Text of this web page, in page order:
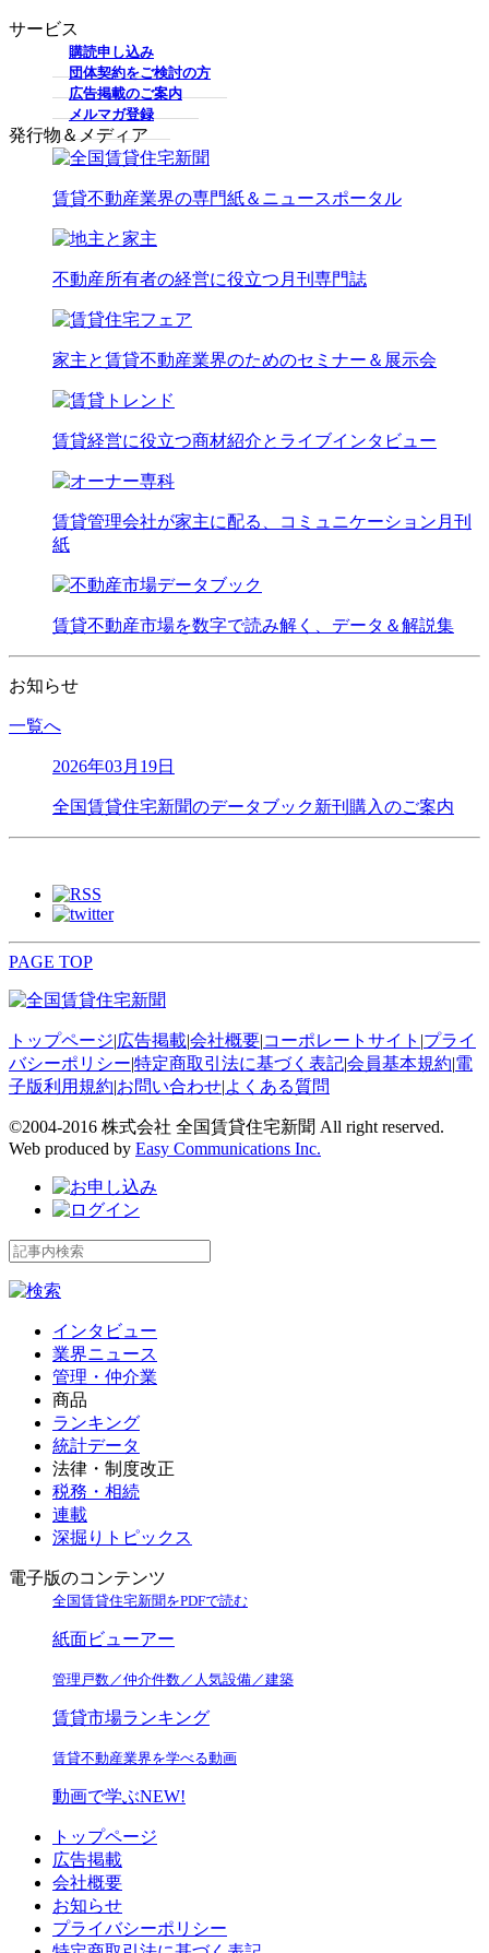
サービス
購読申し込み
団体契約をご検討の方
広告掲載のご案内
メルマガ登録
発行物＆メディア
賃貸不動産業界の専門紙＆ニュースポータル
不動産所有者の経営に役立つ月刊専門誌
家主と賃貸不動産業界のためのセミナー＆展示会
賃貸経営に役立つ商材紹介とライブインタビュー
賃貸管理会社が家主に配る、コミュニケーション月刊
紙
賃貸不動産市場を数字で読み解く、データ＆解説集
お知らせ
一覧へ
2026年03月19日
全国賃貸住宅新聞のデータブック新刊購入のご案内
PAGE TOP
トップページ|広告掲載|会社概要|コーポレートサイト |プライ
バシーポリシー|特定商取引法に基づく表記|会員基本規約|電
子版利用規約|お問い合わせ|よくある質問
©2004-2016 株式会社 全国賃貸住宅新聞 All right reserved.
Web produced by Easy Communications Inc.
インタビュー
業界ニュース
管理・仲介業
商品
ランキング
統計データ
法律・制度改正
税務・相続
連載
深掘りトピックス
電子版のコンテンツ
全国賃貸住宅新聞をPDFで読む
紙面ビューアー
管理戸数／仲介件数／人気設備／建築
賃貸市場ランキング
賃貸不動産業界を学べる動画
動画で学ぶNEW!
トップページ
広告掲載
会社概要
お知らせ
プライバシーポリシー